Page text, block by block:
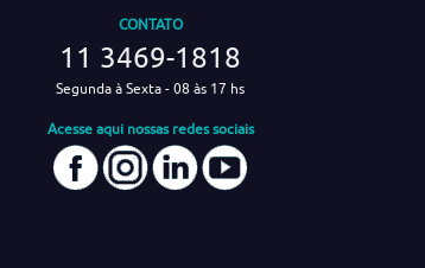
CONTATO
11 3469-1818
Segunda à Sexta - 08 às 17 hs
Acesse aqui nossas redes sociais